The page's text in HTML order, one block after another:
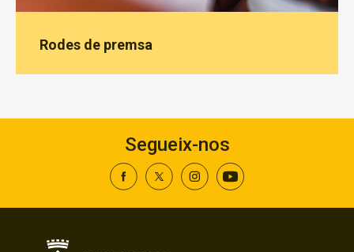
Rodes de premsa
Segueix-nos